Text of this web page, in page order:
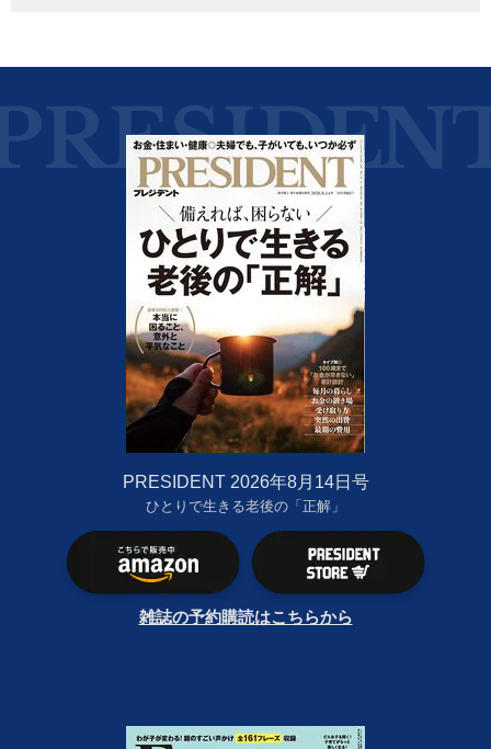
PRESIDENT 2026年8月14日号
ひとりで生きる老後の「正解」
雑誌の予約購読はこちらから